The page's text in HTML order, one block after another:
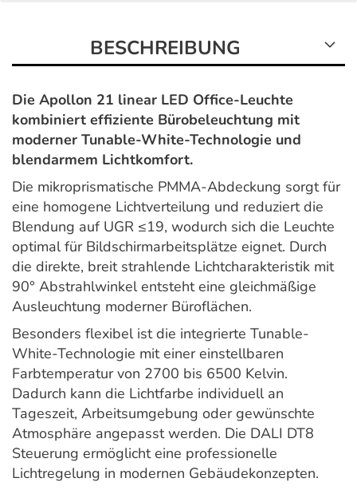
BESCHREIBUNG
Die Apollon 21 linear LED Office-Leuchte
kombiniert effiziente Bürobeleuchtung mit
moderner Tunable-White-Technologie und
blendarmem Lichtkomfort.
Die mikroprismatische PMMA-Abdeckung sorgt für
eine homogene Lichtverteilung und reduziert die
Blendung auf UGR ≤19, wodurch sich die Leuchte
optimal für Bildschirmarbeitsplätze eignet. Durch
die direkte, breit strahlende Lichtcharakteristik mit
90° Abstrahlwinkel entsteht eine gleichmäßige
Ausleuchtung moderner Büroflächen.
Besonders flexibel ist die integrierte Tunable-
White-Technologie mit einer einstellbaren
Farbtemperatur von 2700 bis 6500 Kelvin.
Dadurch kann die Lichtfarbe individuell an
Tageszeit, Arbeitsumgebung oder gewünschte
Atmosphäre angepasst werden. Die DALI DT8
Steuerung ermöglicht eine professionelle
Lichtregelung in modernen Gebäudekonzepten.